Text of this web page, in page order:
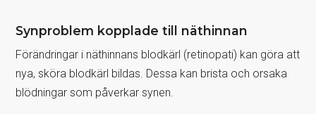
Synproblem kopplade till näthinnan
Förändringar i näthinnans blodkärl (retinopati) kan göra att
nya, sköra blodkärl bildas. Dessa kan brista och orsaka
blödningar som påverkar synen.